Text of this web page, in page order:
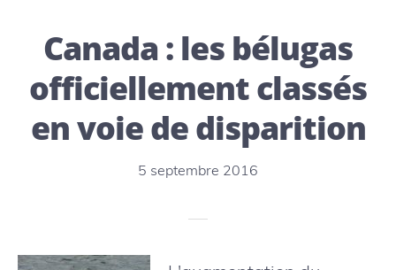
de
de
Canada : les bélugas
officiellement classés
en voie de disparition
5 septembre 2016